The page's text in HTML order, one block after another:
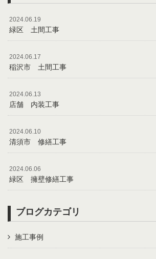
2024.06.19
緑区 土間工事
2024.06.17
稲沢市 土間工事
2024.06.13
店舗 内装工事
2024.06.10
清須市 修繕工事
2024.06.06
緑区 擁壁修繕工事
ブログカテゴリ
施工事例